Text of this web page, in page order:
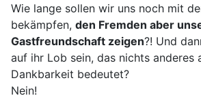
Wie lange sollen wir uns noch mit
bekämpfen, den Fremden aber
Gastfreundschaft zeigen?! Und
auf ihr Lob sein, das nichts anderes
Dankbarkeit bedeutet?
Nein!